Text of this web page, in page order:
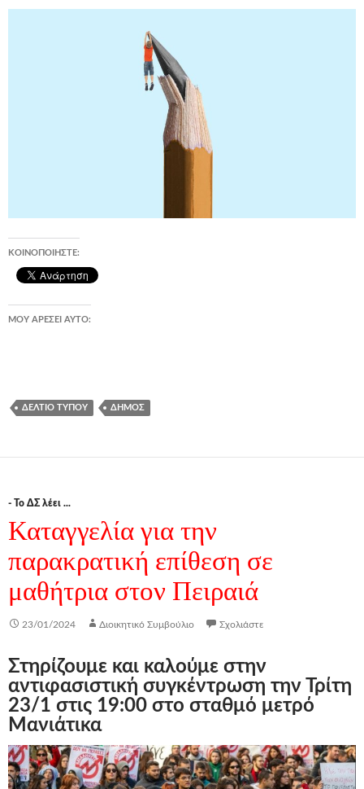
ΚΟΙΝΟΠΟΙΉΣΤΕ:
ΜΟΥ ΑΡΈΣΕΙ ΑΥΤΌ:
ΔΕΛΤΊΟ ΤΎΠΟΥ ΔΉΜΟΣ
- Το ΔΣ λέει ...
Καταγγελία για την
παρακρατική επίθεση σε
μαθήτρια στον Πειραιά
23/01/2024 Διοικητικό Συμβούλιο Σχολιάστε
Στηρίζουμε και καλούμε στην
αντιφασιστική συγκέντρωση την Τρίτη
23/1 στις 19:00 στο σταθμό μετρό
Μανιάτικα